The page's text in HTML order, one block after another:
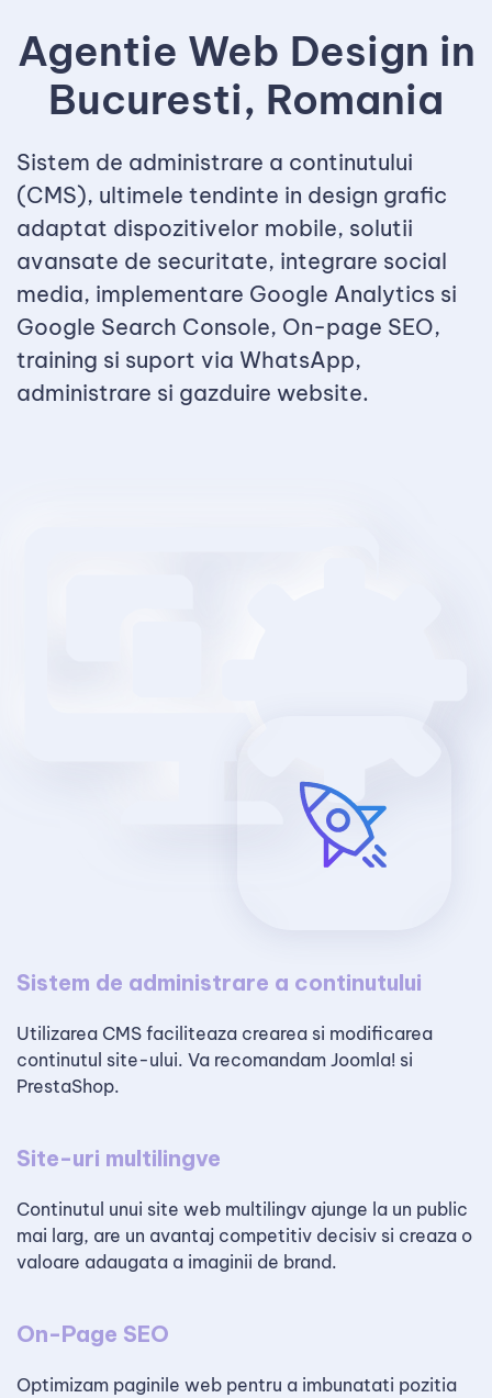
Agentie Web Design in
Bucuresti, Romania
Sistem de administrare a continutului
(CMS), ultimele tendinte in design grafic
adaptat dispozitivelor mobile, solutii
avansate de securitate, integrare social
media, implementare Google Analytics si
Google Search Console, On-page SEO,
training si suport via WhatsApp,
administrare si gazduire website.
Sistem de administrare a continutului
Utilizarea CMS faciliteaza crearea si modificarea
continutul site-ului. Va recomandam Joomla! si
PrestaShop.
Site-uri multilingve
Continutul unui site web multilingv ajunge la un public
mai larg, are un avantaj competitiv decisiv si creaza o
valoare adaugata a imaginii de brand.
On-Page SEO
Optimizam paginile web pentru a imbunatati pozitia